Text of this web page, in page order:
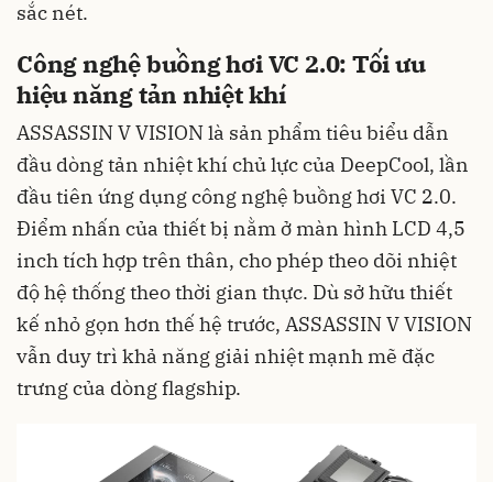
sắc nét.
Công nghệ buồng hơi VC 2.0: Tối ưu
hiệu năng tản nhiệt khí
ASSASSIN V VISION là sản phẩm tiêu biểu dẫn
đầu dòng tản nhiệt khí chủ lực của DeepCool, lần
đầu tiên ứng dụng công nghệ buồng hơi VC 2.0.
Điểm nhấn của thiết bị nằm ở màn hình LCD 4,5
inch tích hợp trên thân, cho phép theo dõi nhiệt
độ hệ thống theo thời gian thực. Dù sở hữu thiết
kế nhỏ gọn hơn thế hệ trước, ASSASSIN V VISION
vẫn duy trì khả năng giải nhiệt mạnh mẽ đặc
trưng của dòng flagship.